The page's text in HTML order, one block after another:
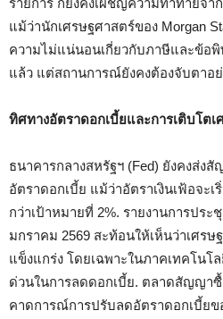
รายการ ก็ยังคงเผชิญความท้าทายจา
แม้ว่านักเศรษฐศาสตร์ของ Morgan
ความไม่แน่นอนเกี่ยวกับภาษีและข้อ
แล้ว แต่สถานการณ์ยังคงต้องจับตาอ
ทิศทางอัตราดอกเบี้ยและการเติบโตเ
ธนาคารกลางสหรัฐฯ (Fed) ยังคงส่ง
อัตราดอกเบี้ย แม้ว่าอัตราเงินเฟ้อจะ
กว่าเป้าหมายที่ 2%. รายงานการประ
มกราคม 2569 สะท้อนให้เห็นว่าเศรษ
แข็งแกร่ง โดยเฉพาะในภาคเทคโนโ
ด่วนในการลดดอกเบี้ย. ตลาดสัญญา
คาดการณ์การปรับลดอัตราดอกเบี้ยข